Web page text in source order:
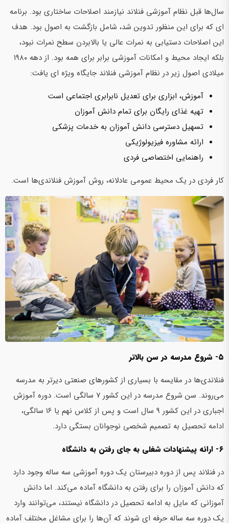
سال‌ها قبل نظام آموزشی فنلاند نیازمند اصلاحات ساختاری بود. برنامه
ای که برای این منظور تدوین شد، شامل بازگشت به اصول بود. هدف
این اصلاحات دستیابی به نمرات عالی یا بالابردن سطح نمرات نبود،
بلکه ایجاد محیط و امکانات آموزشی برابر برای همه بود. از دهه ۱۹۸۰
میلادی اصول زیر در نظام آموزشی فنلاند جایگاه ویژه ای یافت:
آموزش، ابزاری برای تعدیل نابرابری اجتماعی است
تهیه غذای رایگان برای تمام دانش آموزان
تسهیل دسترسی دانش آموزان به خدمات پزشکی
ارائه مشاوره فیزیولوژیکی
راهنمایی اختصاصی فردی
کار فردی در یک محیط عمومی عادلانه، روش آموزش فنلاندی‌ها است.
۵- شروع مدرسه در سن بالاتر
فنلاندی‌ها در مقایسه با بسیاری از کشورهای صنعتی دیرتر به مدرسه
می‌روند. سن شروع مدرسه در این کشور ۷ سالگی است. دوره آموزش
اجباری در این کشور ۹ سال است و پس از کلاس نهم یا ۱۶ سالگی،
ادامه تحصیل به تصمیم شخصی نوجوانان بستگی دارد.
۶- ارائه پیشنهادات شغلی به جای رفتن به دانشگاه
در فنلاند پس از دوره دبیرستان یک دوره آموزشی سه ساله وجود دارد
که دانش آموزان را برای رفتن به دانشگاه آماده می‌کند. اما دانش
آموزانی که مایل به ادامه تحصیل در دانشگاه نیستند، می‌توانند وارد
یک دوره سه ساله حرفه ای شوند که آن‌ها را برای مشاغل مختلف آماده